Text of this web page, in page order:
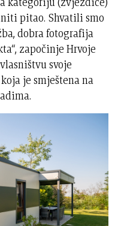
pitao. Shvatili smo
dobra fotografija
započinje Hrvoje
svoje
je smještena na